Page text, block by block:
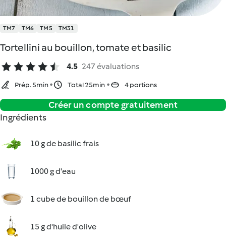
TM7 TM6 TM5 TM31
Tortellini au bouillon, tomate et basilic
4.5 247 évaluations
Prép. 5min Total 25min 4 portions
Créer un compte gratuitement
Ingrédients
10 g de basilic frais
1000 g d'eau
1 cube de bouillon de bœuf
15 g d'huile d'olive